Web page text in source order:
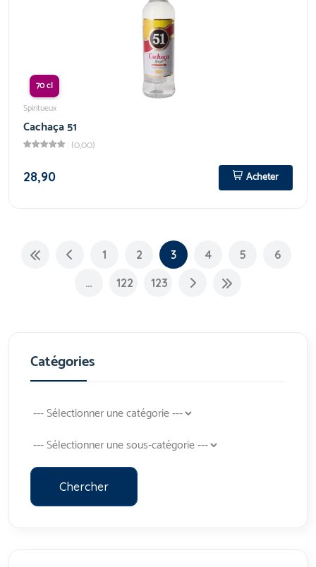
70 cl
Spiritueux
Cachaça 51
(0,00)
28,90
Acheter
1 2 3 4 5
6
…
122 123
Catégories
Chercher